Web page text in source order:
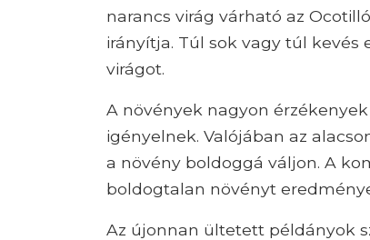
narancs virág várható az
irányítja. Túl sok vagy túl
virágot.
A növények nagyon
igényelnek. Valójában az
a növény boldoggá váljon. A
boldogtalan növényt
Az újonnan ültetett példányok